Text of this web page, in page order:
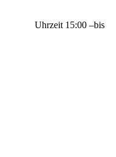
Uhrzeit 15:00 –bis